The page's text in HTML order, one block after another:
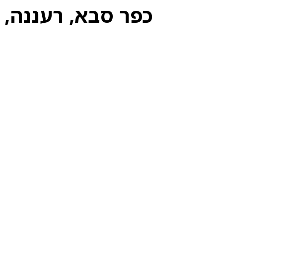
כפר סבא, רעננה,